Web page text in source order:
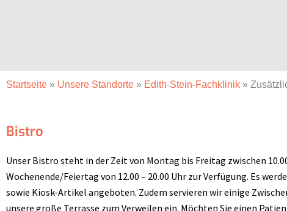
Startseite » Unsere Standorte » Edith-Stein-Fachklinik »
Bistro
Unser Bistro steht in der Zeit von Montag bis Freitag zwischen
Wochenende/Feiertag von 12.00 – 20.00 Uhr zur Verfügung. Es
sowie Kiosk-Artikel angeboten. Zudem servieren wir einige
unsere große Terrasse zum Verweilen ein. Möchten Sie einen